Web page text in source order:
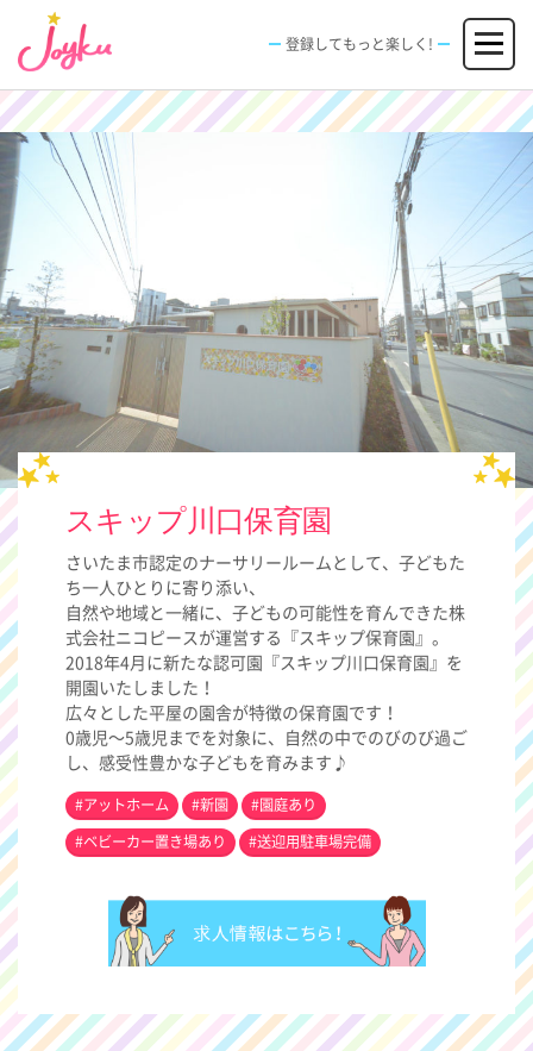
ン
ツ
へ
キ
ッ
プ
メニュー
JOBS
求人情報
FACILITIES
施設
SPECIAL
エンタメ特典
EVENT
イベント
新規登録
登録してもっと楽しく!
スキップ川口保育園
さいたま市認定のナーサリールームとして、子どもた
ち一人ひとりに寄り添い、
自然や地域と一緒に、子どもの可能性を育んできた株
式会社ニコピースが運営する『スキップ保育園』。
2018年4月に新たな認可園『スキップ川口保育園』を
開園いたしました！
広々とした平屋の園舎が特徴の保育園です！
0歳児～5歳児までを対象に、自然の中でのびのび過ご
し、感受性豊かな子どもを育みます♪
#アットホーム #新園
#園庭あり
#ベビーカー置き場あり
#送迎用駐車場完備